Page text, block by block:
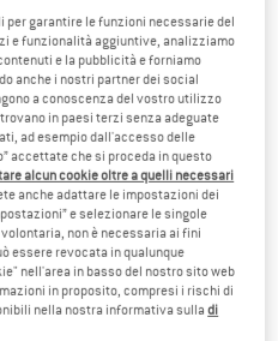
140 EU152
garantire le funzioni necessarie del
e funzionalità aggiuntive, analizziamo
e la pubblicità e forniamo
anche i nostri partner dei social
a conoscenza del vostro utilizzo
in paesi terzi senza adeguate
ad esempio dall'accesso delle
accettate che si proceda in questo
alcun cookie oltre a quelli necessari
anche adattare le impostazioni dei
e selezionare le singole
non è necessaria ai fini
essere revocata in qualunque
nell'area in basso del nostro sito web
in proposito, compresi i rischi di
nella nostra informativa sulladi